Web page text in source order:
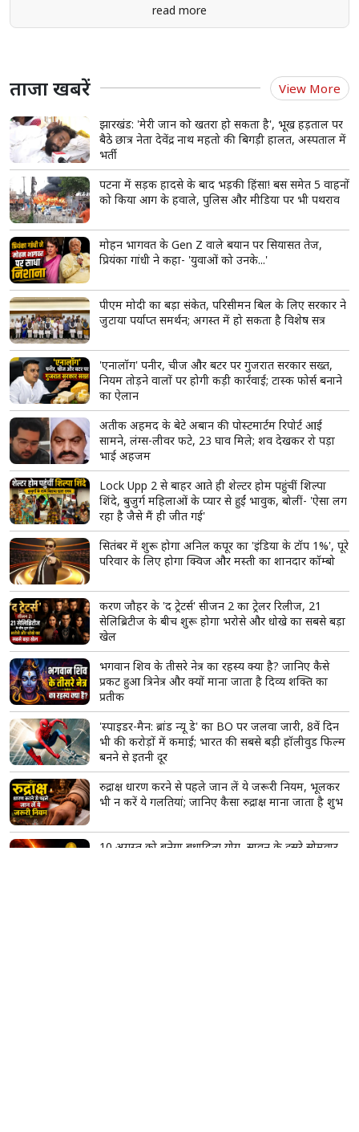
read more
ताजा खबरें View More
झारखंड: 'मेरी जान को खतरा हो सकता है', भूख हड़ताल पर
बैठे छात्र नेता देवेंद्र नाथ महतो की बिगड़ी हालत, अस्पताल में
भर्ती
पटना में सड़क हादसे के बाद भड़की हिंसा! बस समेत 5 वाहनों
को किया आग के हवाले, पुलिस और मीडिया पर भी पथराव
मोहन भागवत के Gen Z वाले बयान पर सियासत तेज,
प्रियंका गांधी ने कहा- 'युवाओं को उनके...'
पीएम मोदी का बड़ा संकेत, परिसीमन बिल के लिए सरकार ने
जुटाया पर्याप्त समर्थन; अगस्त में हो सकता है विशेष सत्र
'एनालॉग' पनीर, चीज और बटर पर गुजरात सरकार सख्त,
नियम तोड़ने वालों पर होगी कड़ी कार्रवाई; टास्क फोर्स बनाने
का ऐलान
अतीक अहमद के बेटे अबान की पोस्टमार्टम रिपोर्ट आई
सामने, लंग्स-लीवर फटे, 23 घाव मिले; शव देखकर रो पड़ा
भाई अहजम
Lock Upp 2 से बाहर आते ही शेल्टर होम पहुंचीं शिल्पा
शिंदे, बुजुर्ग महिलाओं के प्यार से हुईं भावुक, बोलीं- 'ऐसा लग
रहा है जैसे मैं ही जीत गई'
सितंबर में शुरू होगा अनिल कपूर का 'इंडिया के टॉप 1%', पूरे
परिवार के लिए होगा क्विज और मस्ती का शानदार कॉम्बो
करण जौहर के 'द ट्रेटर्स' सीजन 2 का ट्रेलर रिलीज, 21
सेलिब्रिटीज के बीच शुरू होगा भरोसे और धोखे का सबसे बड़ा
खेल
भगवान शिव के तीसरे नेत्र का रहस्य क्या है? जानिए कैसे
प्रकट हुआ त्रिनेत्र और क्यों माना जाता है दिव्य शक्ति का
प्रतीक
'स्पाइडर-मैन: ब्रांड न्यू डे' का BO पर जलवा जारी, 8वें दिन
भी की करोड़ों में कमाई; भारत की सबसे बड़ी हॉलीवुड फिल्म
बनने से इतनी दूर
रुद्राक्ष धारण करने से पहले जान लें ये जरूरी नियम, भूलकर
भी न करें ये गलतियां; जानिए कैसा रुद्राक्ष माना जाता है शुभ
10 अगस्त को बनेगा बुधादित्य योग, सावन के दूसरे सोमवार